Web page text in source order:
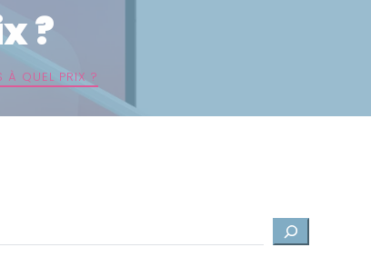
?
À QUEL PRIX ?